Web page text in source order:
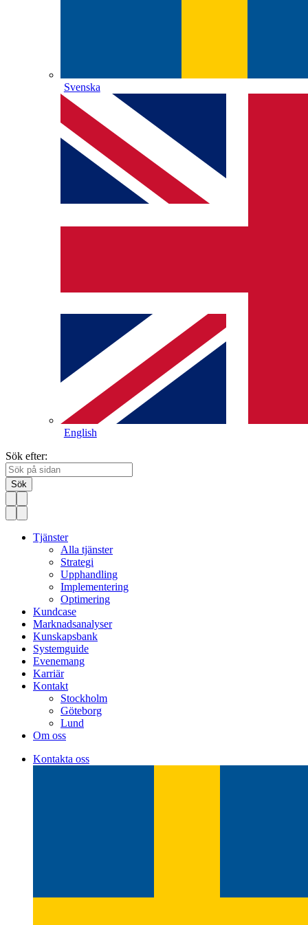
Svenska
English
Sök efter:
Sök
Tjänster
Alla tjänster
Strategi
Upphandling
Implementering
Optimering
Kundcase
Marknadsanalyser
Kunskapsbank
Systemguide
Evenemang
Karriär
Kontakt
Stockholm
Göteborg
Lund
Om oss
Kontakta oss